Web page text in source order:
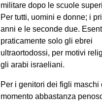
AMBIENTE
ANTIFASCISMO
DIRITTO ALL’ABITARE
GENERI
PRECARIATO
militare dopo le scuole
Per tutti, uomini e donne; i
anni e le seconde due.
praticamente solo gli ebrei
ultraortodossi, per motivi
gli arabi israeliani.
Per i genitori dei figli maschi
momento abbastanza